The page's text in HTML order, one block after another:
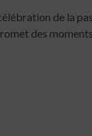
de la
des